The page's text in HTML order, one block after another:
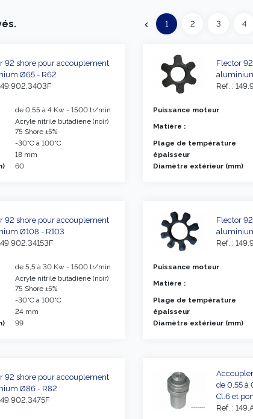
chevron_left Précédent
1 2 3 4
92 shore pour accouplement
Ø65 - R62
de 0,55 à 4 Kw - 1500 tr/min
Acryle nitrile butadiene (noir)
75 Shore ±5%
-30°C à 100°C
18 mm
60
Flector
Ref. :
Puissance moteur
Matière :
Plage de température
épaisseur
Diamètre extérieur (mm)
92 shore pour accouplement
Ø108 - R103
de 5,5 à 30 Kw - 1500 tr/min
Acryle nitrile butadiene (noir)
75 Shore ±5%
-30°C à 100°C
24 mm
99
Flector
Ref. :
Puissance moteur
Matière :
Plage de température
épaisseur
Diamètre extérieur (mm)
92 shore pour accouplement
Ø86 - R82
de 0,55 à
Cl.6 et
Ref. :